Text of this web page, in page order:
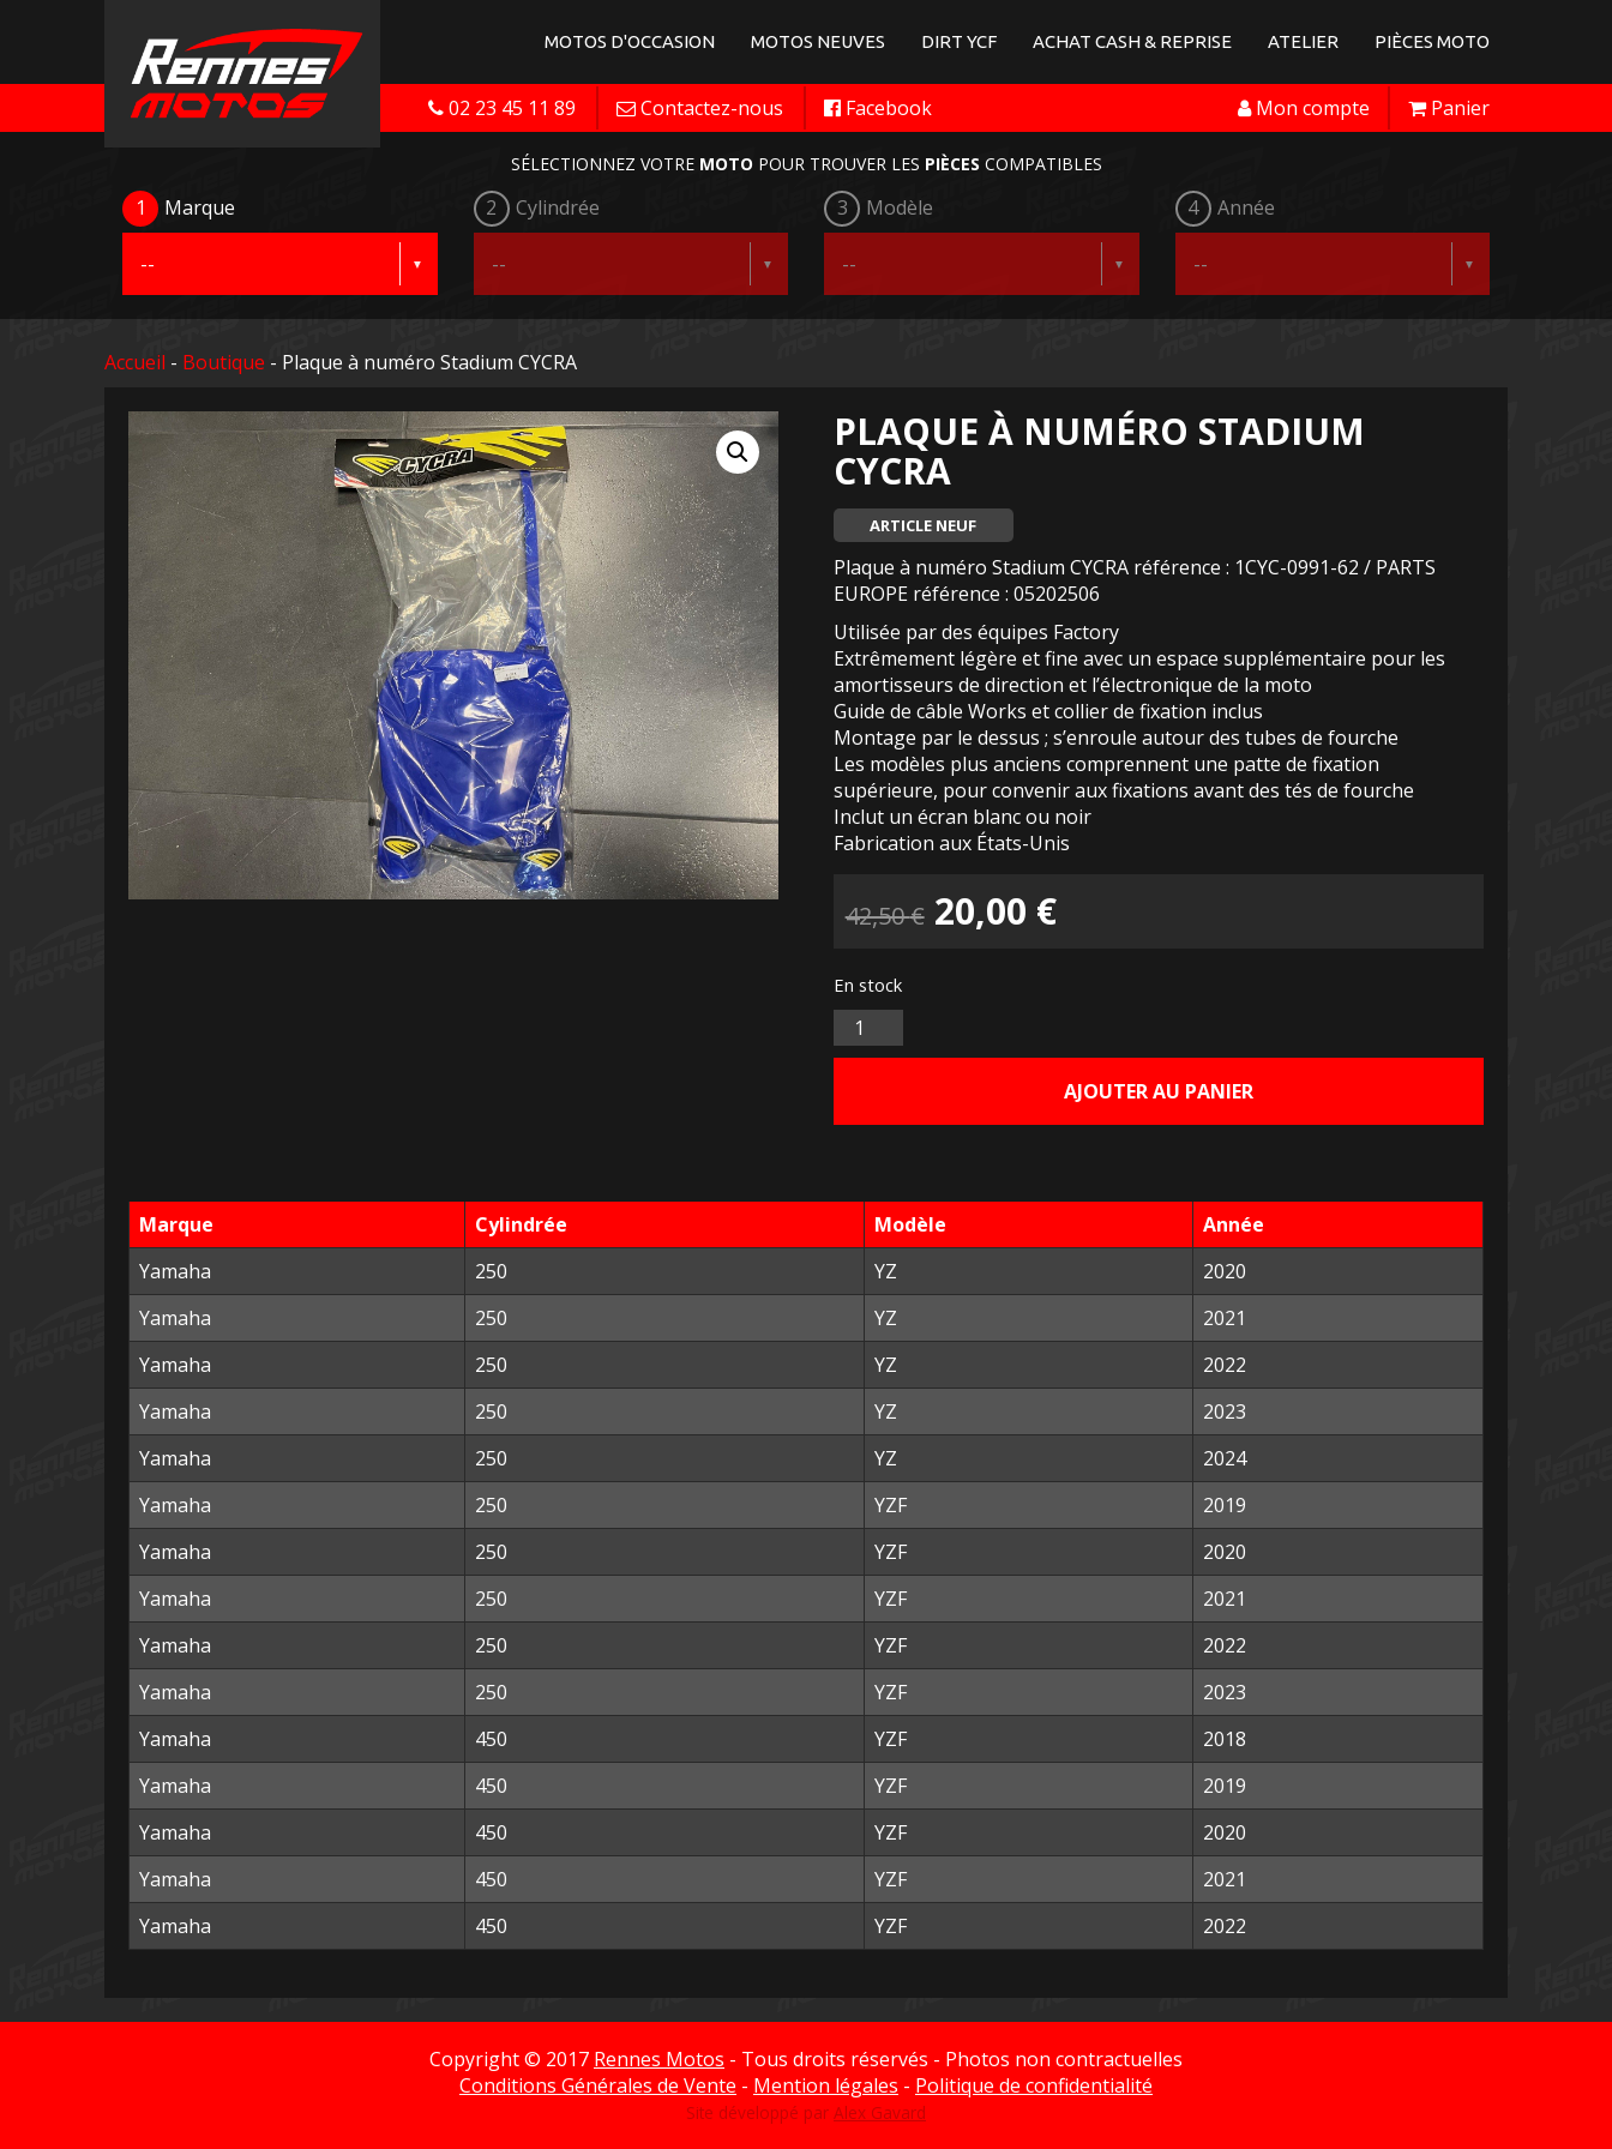
MOTOS D'OCCASION MOTOS NEUVES DIRT YCF ACHAT CASH & REPRISE ATELIER PIÈCES MOTO
02 23 45 11 89 Contactez-nous Facebook Panier
Mon compte
SÉLECTIONNEZ VOTRE MOTO POUR TROUVER LES PIÈCES COMPATIBLES
1 Marque 2 Cylindrée 3 Modèle 4 Année
Accueil - Boutique - Plaque à numéro Stadium CYCRA
PLAQUE À NUMÉRO STADIUM
CYCRA
ARTICLE NEUF
Plaque à numéro Stadium CYCRA référence : 1CYC-0991-62 / PARTS
EUROPE référence : 05202506
Utilisée par des équipes Factory
Extrêmement légère et fine avec un espace supplémentaire pour les
amortisseurs de direction et l’électronique de la moto
Guide de câble Works et collier de fixation inclus
Montage par le dessus ; s’enroule autour des tubes de fourche
Les modèles plus anciens comprennent une patte de fixation
supérieure, pour convenir aux fixations avant des tés de fourche
Inclut un écran blanc ou noir
Fabrication aux États-Unis
42,50€ Le
était :
42,50 €.
20,00 €Le
est :
20,00 €.
En stock
Quantité
AJOUTER AU PANIER
Marque Cylindrée Modèle
Année
Yamaha
250 YZ
2020
Yamaha
250 YZ
2021
Yamaha
250 YZ
2022
Yamaha
250 YZ
2023
Yamaha
250 YZ
2024
Yamaha
250 YZF
2019
Yamaha
250 YZF
2020
Yamaha
250 YZF
2021
Yamaha
250 YZF
2022
Yamaha
250 YZF
2023
Yamaha
450 YZF
2018
Yamaha
450 YZF
2019
Yamaha
450 YZF
2020
Yamaha
450 YZF
2021
Yamaha
450 YZF 2022
Copyright © 2017 Rennes Motos - Tous droits réservés - Photos non contractuelles
Conditions Générales de Vente - Mention légales - Politique de confidentialité
Site développé par Alex Gavard